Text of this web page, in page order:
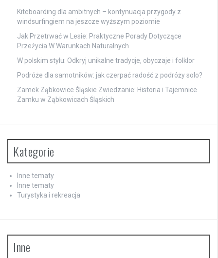
Kiteboarding dla ambitnych – kontynuacja przygody z
windsurfingiem na jeszcze wyższym poziomie
Jak Przetrwać w Lesie: Praktyczne Porady Dotyczące
Przeżycia W Warunkach Naturalnych
W polskim stylu: Odkryj unikalne tradycje, obyczaje i folklor
Podróże dla samotników: jak czerpać radość z podróży solo?
Zamek Ząbkowice Śląskie Zwiedzanie: Historia i Tajemnice
Zamku w Ząbkowicach Śląskich
Kategorie
Inne tematy
Inne tematy
Turystyka i rekreacja
Inne